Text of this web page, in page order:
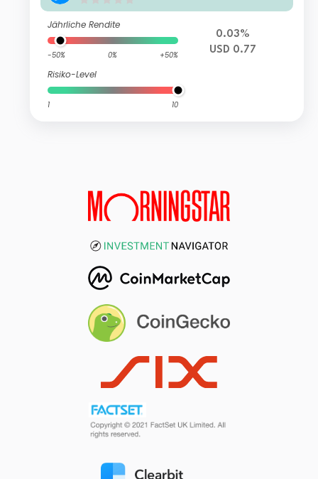
Jährliche Rendite
-50% 0% +50%
Risiko-Level
1 10
0.03%
USD 0.77